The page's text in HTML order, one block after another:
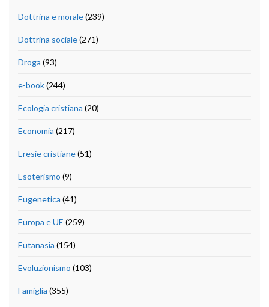
Dottrina e morale(239)
Dottrina sociale(271)
Droga (93)
e-book(244)
Ecologia cristiana (20)
Economia (217)
Eresie cristiane(51)
Esoterismo (9)
Eugenetica (41)
Europa e UE (259)
Eutanasia (154)
Evoluzionismo (103)
Famiglia (355)